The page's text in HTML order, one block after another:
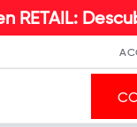
Descubrí